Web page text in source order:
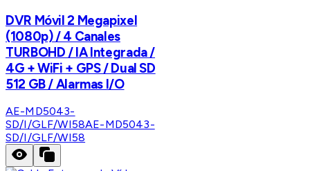
DVR Móvil 2 Megapixel
(1080p) / 4 Canales
TURBOHD / IA Integrada /
4G + WiFi + GPS / Dual SD
512 GB / Alarmas I/O
AE-MD5043-
SD/I/GLF/WI58AE-MD5043-
SD/I/GLF/WI58